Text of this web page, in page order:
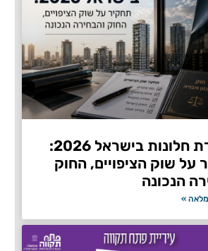
השחרת חלונות בישראל 2026:
על שוק הציפויים, החוק
הנכונה
»